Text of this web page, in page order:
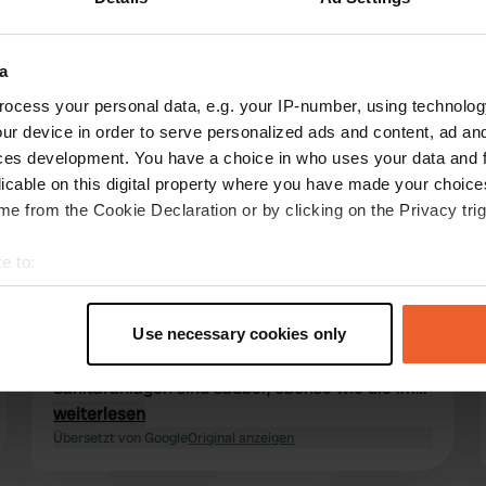
your personal data, e.g. your IP-number, using
device in order to serve personalized ads and content, ad
development. You have a choice in who uses your data and
on this digital property where you have made your
from the Cookie Declaration or by clicking on the Privacy
to:
geographical location which can be accurate to within
personal data is processed and set your preferences in the
content and ads, to provide social media features and to
our site with our social media, advertising and analytics
Use necessary cookies only
Am Fluss
die Bewertungen
WillemdeHeer
Ich habe dieses Jahr wieder einen längeren
Aufenthalt hier verbracht, hatte eine
fantastische Aussicht und der Hafenmeister
und sein Assistent waren sehr hilfsbereit. Die
Sanitäranlagen sind sauber, ebenso wie die im
Yachthafen, die man ebenfalls nutzen kann.
weiterlesen
Übersetzt von GoogleOriginal anzeigen